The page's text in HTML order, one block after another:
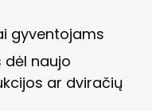
gyventojams
dėl naujo
ar dviračių